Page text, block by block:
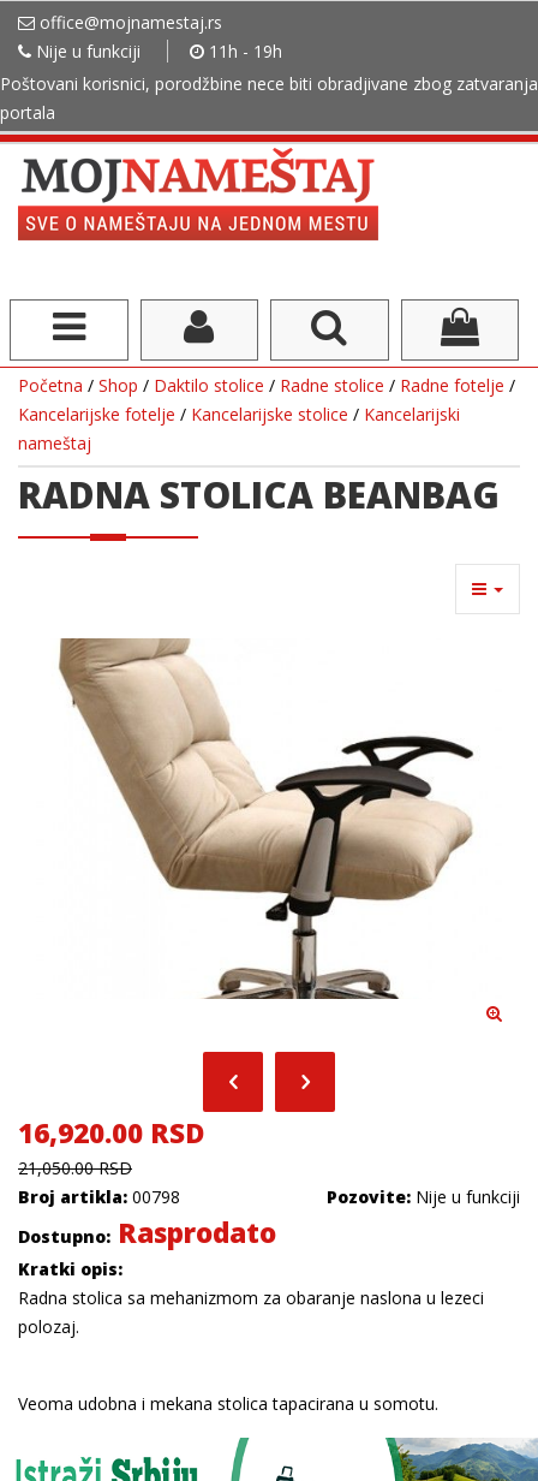
office@mojnamestaj.rs
Nije u funkciji
11h - 19h
Poštovani korisnici, porodžbine nece biti obradjivane zbog zatvaranja
portala
Početna / Shop / Daktilo stolice / Radne stolice / Radne fotelje /
Kancelarijske fotelje / Kancelarijske stolice / Kancelarijski
nameštaj
RADNA STOLICA BEANBAG
16,920.00 RSD
21,050.00 RSD
Broj artikla: 00798 Pozovite: Nije u funkciji
Dostupno: Rasprodato
Kratki opis:
Radna stolica sa mehanizmom za obaranje naslona u lezeci
polozaj.
Veoma udobna i mekana stolica tapacirana u somotu.